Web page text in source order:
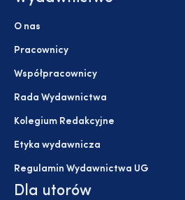
O nas
Pracownicy
Współpracownicy
Rada Wydawnictwa
Kolegium Redakcyjne
Etyka wydawnicza
Regulamin Wydawnictwa UG
Dla utorów